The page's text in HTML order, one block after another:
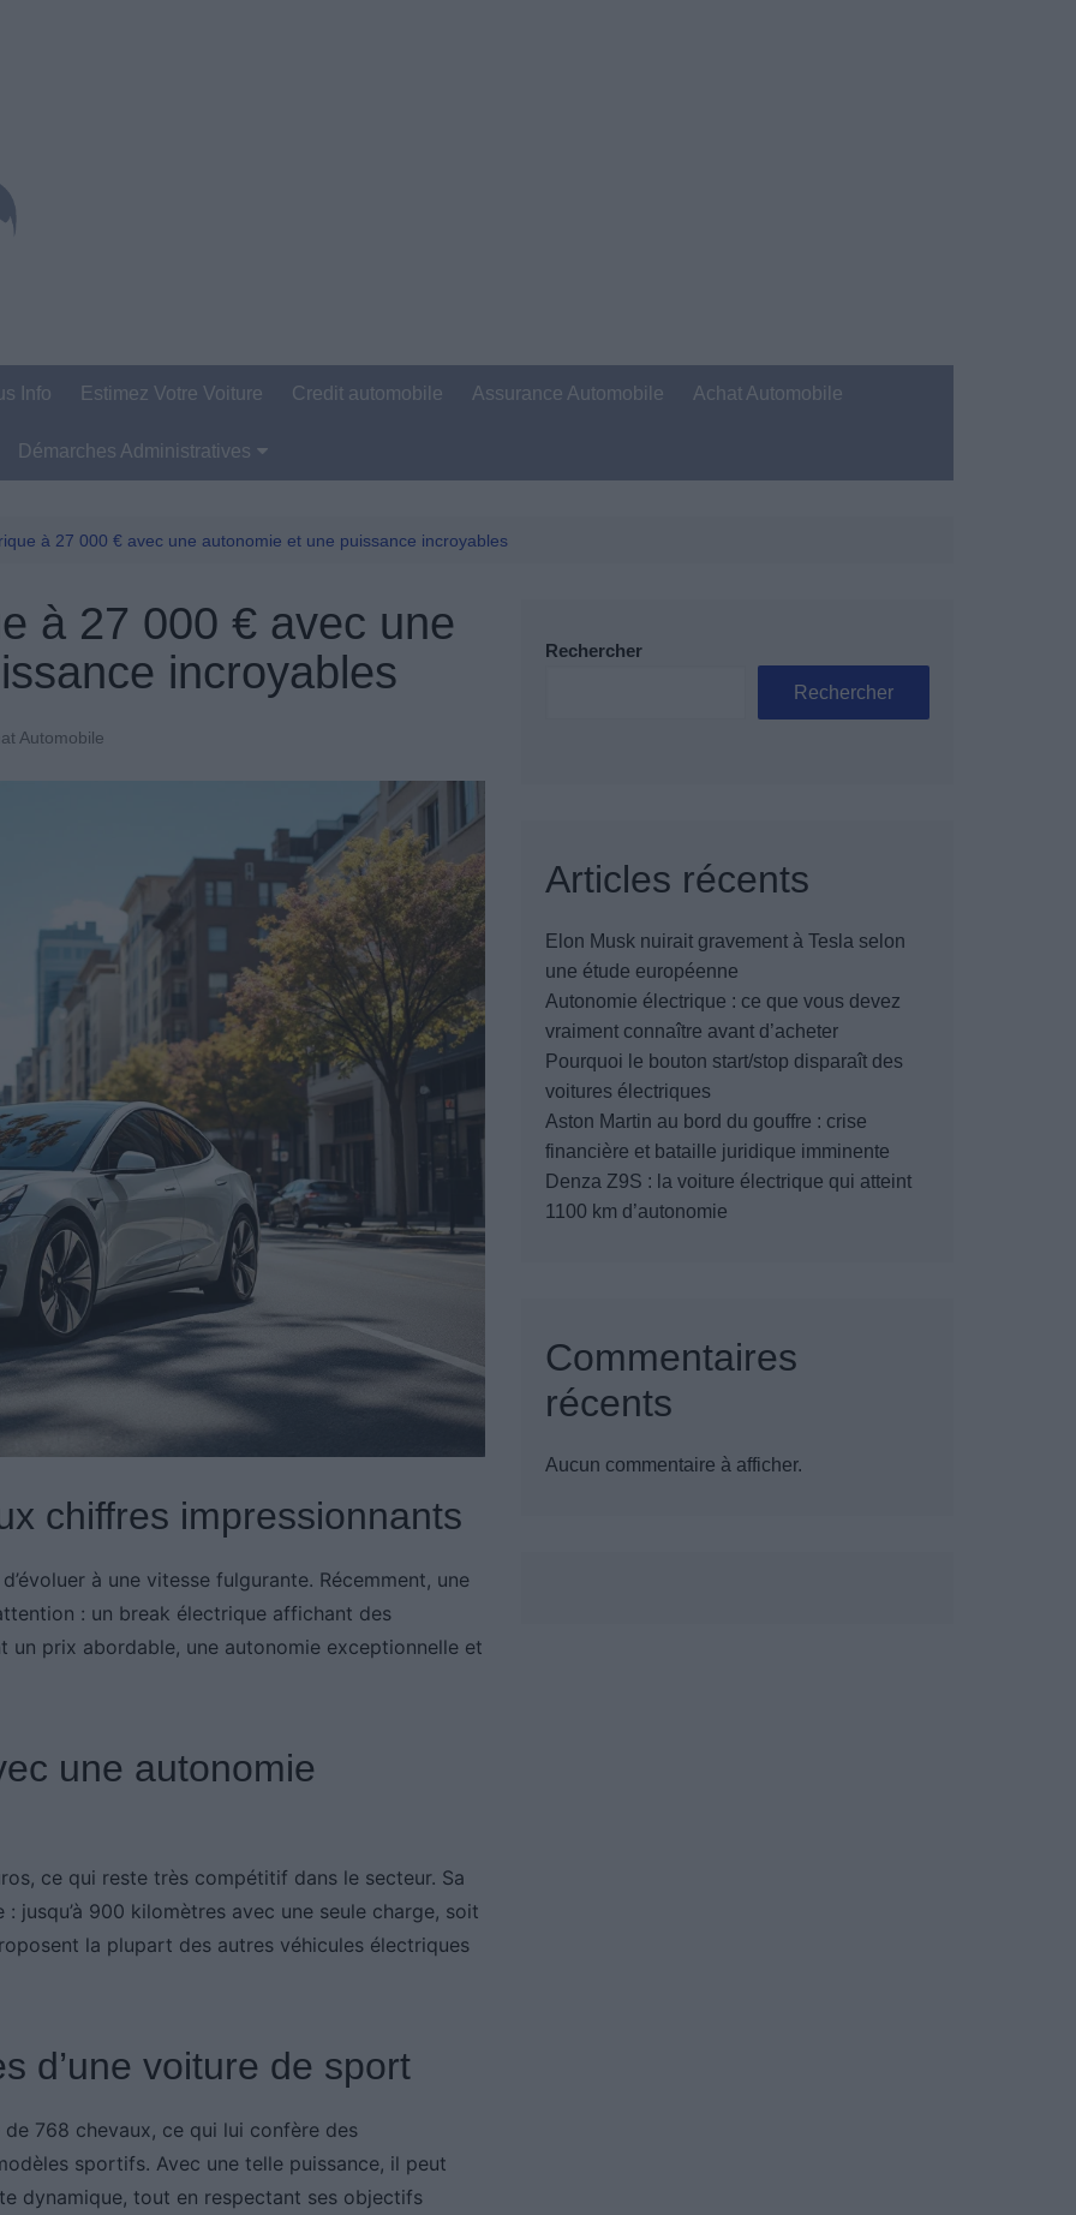
Info Estimez Votre Voiture Credit automobile Assurance Automobile Achat Automobile
Démarches Administratives
Permis De Conduire
à 27 000 € avec une autonomie et une puissance incroyables
à 27 000 € avec une
incroyables
Automobile
chiffres impressionnants
à une vitesse fulgurante. Récemment, une
: un break électrique affichant des
un prix abordable, une autonomie exceptionnelle et
une autonomie
ce qui reste très compétitif dans le secteur. Sa
jusqu’à 900 kilomètres avec une seule charge, soit
la plupart des autres véhicules électriques
d’une voiture de sport
768 chevaux, ce qui lui confère des
sportifs. Avec une telle puissance, il peut
dynamique, tout en respectant ses objectifs
Rechercher
Rechercher
Articles récents
Elon Musk nuirait gravement à Tesla selon
une étude européenne
Autonomie électrique : ce que vous devez
vraiment connaître avant d’acheter
Pourquoi le bouton start/stop disparaît des
voitures électriques
Aston Martin au bord du gouffre : crise
financière et bataille juridique imminente
Denza Z9S : la voiture électrique qui atteint
1100 km d’autonomie
Commentaires
récents
Aucun commentaire à afficher.